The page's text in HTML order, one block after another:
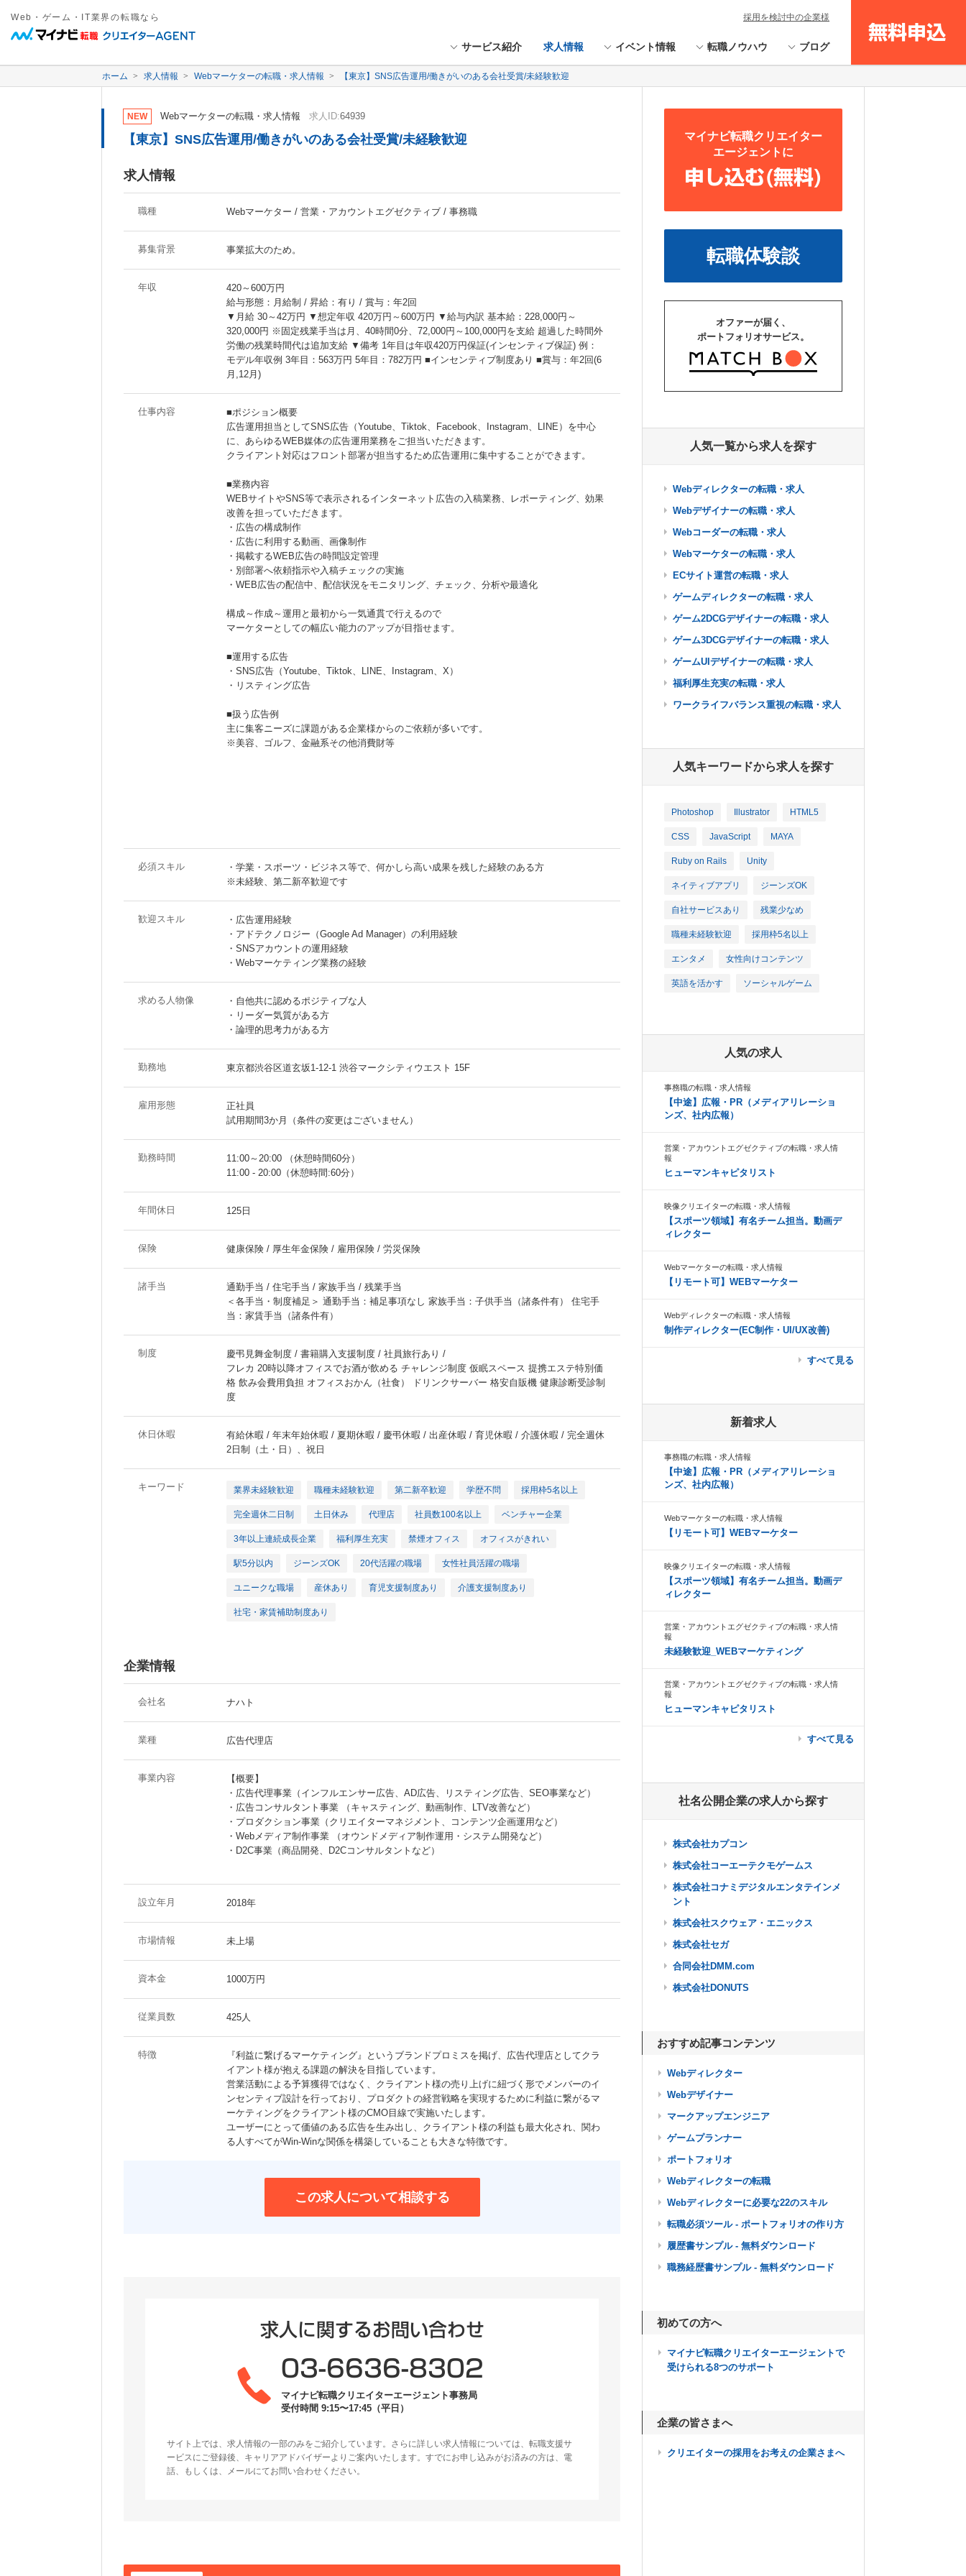
Web・ゲーム・IT業界の転職なら
サービス紹介 求人情報 イベント情報 転職ノウハウ ブログ
無料申込
採用を検討中の企業様
ホーム 求人情報 Webマーケターの転職・求人情報 【東京】SNS広告運用/働きがいのある会社受賞/未経験歓迎
NEW Webマーケターの転職・求人情報 求人ID:64939
【東京】SNS広告運用/働きがいのある会社受賞/未経験歓迎
求人情報
職種 Webマーケター / 営業・アカウントエグゼクティブ / 事務職
募集背景 事業拡大のため。
年収
420～600万円
給与形態：月給制 / 昇給：有り / 賞与：年2回
▼月給 30～42万円 ▼想定年収 420万円～600万円 ▼給与内訳 基本給：228,000円～
320,000円 ※固定残業手当は月、40時間0分、72,000円～100,000円を支給 超過した時間外
労働の残業時間代は追加支給 ▼備考 1年目は年収420万円保証(インセンティブ保証) 例：
モデル年収例 3年目：563万円 5年目：782万円 ■インセンティブ制度あり ■賞与：年2回(6
月,12月)
仕事内容
■ポジション概要
広告運用担当としてSNS広告（Youtube、Tiktok、Facebook、Instagram、LINE）を中心
に、あらゆるWEB媒体の広告運用業務をご担当いただきます。
クライアント対応はフロント部署が担当するため広告運用に集中することができます。
■業務内容
WEBサイトやSNS等で表示されるインターネット広告の入稿業務、レポーティング、効果
改善を担っていただきます。
・広告の構成制作
・広告に利用する動画、画像制作
・掲載するWEB広告の時間設定管理
・別部署へ依頼指示や入稿チェックの実施
・WEB広告の配信中、配信状況をモニタリング、チェック、分析や最適化
構成～作成～運用と最初から一気通貫で行えるので
マーケターとしての幅広い能力のアップが目指せます。
■運用する広告
・SNS広告（Youtube、Tiktok、LINE、Instagram、X）
・リスティング広告
■扱う広告例
主に集客ニーズに課題がある企業様からのご依頼が多いです。
※美容、ゴルフ、金融系その他消費財等
必須スキル
・学業・スポーツ・ビジネス等で、何かしら高い成果を残した経験のある方
※未経験、第二新卒歓迎です
歓迎スキル
・広告運用経験
・アドテクノロジー（Google Ad Manager）の利用経験
・SNSアカウントの運用経験
・Webマーケティング業務の経験
求める人物像
・自他共に認めるポジティブな人
・リーダー気質がある方
・論理的思考力がある方
勤務地 東京都渋谷区道玄坂1-12-1 渋谷マークシティウエスト 15F
雇用形態
正社員
試用期間3か月（条件の変更はございません）
勤務時間
11:00～20:00 （休憩時間60分）
11:00 - 20:00（休憩時間:60分）
年間休日 125日
保険 健康保険 / 厚生年金保険 / 雇用保険 / 労災保険
諸手当
通勤手当 / 住宅手当 / 家族手当 / 残業手当
＜各手当・制度補足＞ 通勤手当：補足事項なし 家族手当：子供手当（諸条件有） 住宅手
当：家賃手当（諸条件有）
制度
慶弔見舞金制度 / 書籍購入支援制度 / 社員旅行あり /
フレカ 20時以降オフィスでお酒が飲める チャレンジ制度 仮眠スペース 提携エステ特別価
格 飲み会費用負担 オフィスおかん（社食） ドリンクサーバー 格安自販機 健康診断受診制
度
休日休暇
有給休暇 / 年末年始休暇 / 夏期休暇 / 慶弔休暇 / 出産休暇 / 育児休暇 / 介護休暇 / 完全週休
2日制（土・日）、祝日
キーワード 業界未経験歓迎 職種未経験歓迎 第二新卒歓迎 学歴不問 採用枠5名以上
完全週休二日制 土日休み 代理店 社員数100名以上 ベンチャー企業
3年以上連続成長企業 福利厚生充実 禁煙オフィス オフィスがきれい
駅5分以内 ジーンズOK 20代活躍の職場 女性社員活躍の職場
ユニークな職場 産休あり 育児支援制度あり 介護支援制度あり
社宅・家賃補助制度あり
企業情報
会社名 ナハト
業種 広告代理店
事業内容
【概要】
・広告代理事業（インフルエンサー広告、AD広告、リスティング広告、SEO事業など）
・広告コンサルタント事業 （キャスティング、動画制作、LTV改善など）
・プロダクション事業（クリエイターマネジメント、コンテンツ企画運用など）
・Webメディア制作事業 （オウンドメディア制作運用・システム開発など）
・D2C事業（商品開発、D2Cコンサルタントなど）
設立年月 2018年
市場情報 未上場
資本金 1000万円
従業員数 425人
特徴
『利益に繋げるマーケティング』というブランドプロミスを掲げ、広告代理店としてクラ
イアント様が抱える課題の解決を目指しています。
営業活動による予算獲得ではなく、クライアント様の売り上げに紐づく形でメンバーのイ
ンセンティブ設計を行っており、プロダクトの経営戦略を実現するために利益に繋がるマ
ーケティングをクライアント様のCMO目線で実施いたします。
ユーザーにとって価値のある広告を生み出し、クライアント様の利益も最大化され、関わ
る人すべてがWin-Winな関係を構築していることも大きな特徴です。
この求人について相談する
求人に関するお問い合わせ
03-6636-8302
マイナビ転職クリエイターエージェント事務局
受付時間 9:15〜17:45（平日）
サイト上では、求人情報の一部のみをご紹介しています。さらに詳しい求人情報については、転職支援サ
ービスにご登録後、キャリアアドバイザーよりご案内いたします。すでにお申し込みがお済みの方は、電
話、もしくは、メールにてお問い合わせください。
マイナビ転職クリエイター
エージェントに
申し込む(無料)
転職体験談
オファーが届く、
ポートフォリオサービス。
人気一覧から求人を探す
Webディレクターの転職・求人
Webデザイナーの転職・求人
Webコーダーの転職・求人
Webマーケターの転職・求人
ECサイト運営の転職・求人
ゲームディレクターの転職・求人
ゲーム2DCGデザイナーの転職・求人
ゲーム3DCGデザイナーの転職・求人
ゲームUIデザイナーの転職・求人
福利厚生充実の転職・求人
ワークライフバランス重視の転職・求人
人気キーワードから求人を探す
Photoshop Illustrator HTML5
CSS JavaScript MAYA
Ruby on Rails Unity
ネイティブアプリ ジーンズOK
自社サービスあり 残業少なめ
職種未経験歓迎 採用枠5名以上
エンタメ 女性向けコンテンツ
英語を活かす ソーシャルゲーム
人気の求人
事務職の転職・求人情報
【中途】広報・PR（メディアリレーショ
ンズ、社内広報）
営業・アカウントエグゼクティブの転職・求人情
報
ヒューマンキャピタリスト
映像クリエイターの転職・求人情報
【スポーツ領域】有名チーム担当。動画デ
ィレクター
Webマーケターの転職・求人情報
【リモート可】WEBマーケター
Webディレクターの転職・求人情報
制作ディレクター(EC制作・UI/UX改善)
すべて見る
新着求人
事務職の転職・求人情報
【中途】広報・PR（メディアリレーショ
ンズ、社内広報）
Webマーケターの転職・求人情報
【リモート可】WEBマーケター
映像クリエイターの転職・求人情報
【スポーツ領域】有名チーム担当。動画デ
ィレクター
営業・アカウントエグゼクティブの転職・求人情
報
未経験歓迎_WEBマーケティング
営業・アカウントエグゼクティブの転職・求人情
報
ヒューマンキャピタリスト
すべて見る
社名公開企業の求人から探す
株式会社カプコン
株式会社コーエーテクモゲームス
株式会社コナミデジタルエンタテインメ
ント
株式会社スクウェア・エニックス
株式会社セガ
合同会社DMM.com
株式会社DONUTS
おすすめ記事コンテンツ
Webディレクター
Webデザイナー
マークアップエンジニア
ゲームプランナー
ポートフォリオ
Webディレクターの転職
Webディレクターに必要な22のスキル
転職必須ツール - ポートフォリオの作り方
履歴書サンプル - 無料ダウンロード
職務経歴書サンプル - 無料ダウンロード
初めての方へ
マイナビ転職クリエイターエージェントで
受けられる8つのサポート
企業の皆さまへ
クリエイターの採用をお考えの企業さまへ